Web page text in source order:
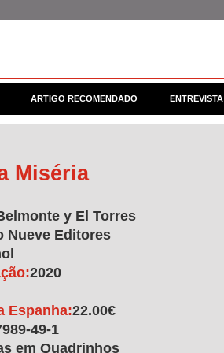
ARTIGO RECOMENDADO ENTREVISTA
Miséria
y El Torres
Nueve Editores
2020
Espanha:22.00€
49-1
em Quadrinhos